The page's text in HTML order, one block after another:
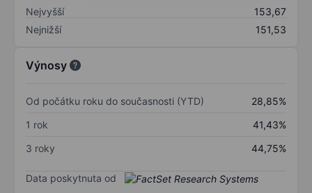
Nejvyšší
153,67
Nejnižší
151,53
Výnosy
Od počátku roku do současnosti (YTD)
28,85%
1 rok
41,43%
3 roky
44,75%
Data poskytnuta od